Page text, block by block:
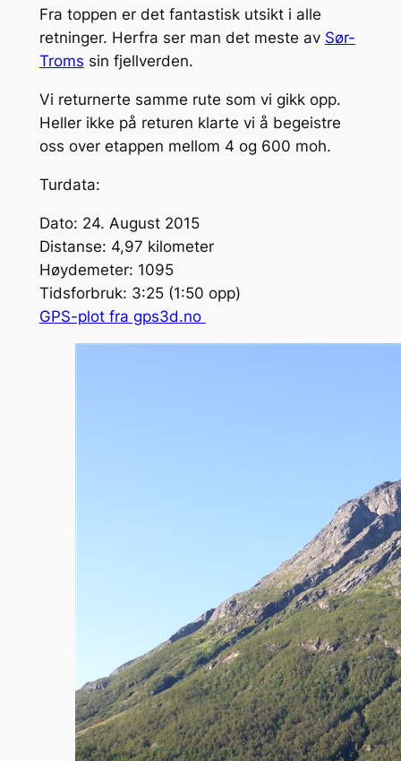
Fra toppen er det fantastisk utsikt i alle
retninger. Herfra ser man det meste av Sør-
Troms sin fjellverden.
Vi returnerte samme rute som vi gikk opp.
Heller ikke på returen klarte vi å begeistre
oss over etappen mellom 4 og 600 moh.
Turdata:
Dato: 24. August 2015
Distanse: 4,97 kilometer
Høydemeter: 1095
Tidsforbruk: 3:25 (1:50 opp)
GPS-plot fra gps3d.no